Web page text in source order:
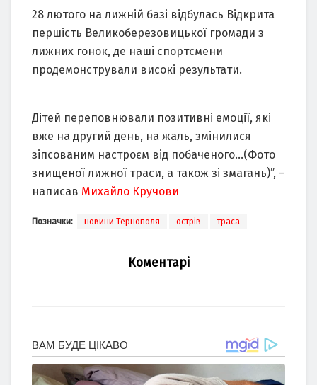
28 лютого на лижній базі відбулась Відкрита
першість Великоберезовицької громади з
лижних гонок, де наші спортсмени
продемонстрували високі результати.
Дітей переповнювали позитивні емоції, які
вже на другий день, на жаль, змінилися
зіпсованим настроєм від побаченого…(Фото
знищеної лижної траси, а також зі змагань)”, –
написав Михайло Кручови
Позначки: новини Тернополя острів траса
Коментарі